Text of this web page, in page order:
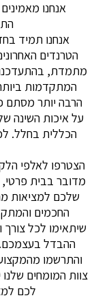
אנחנו מאמינים
אנחנו תמיד
הטרנדים האחרונים
בהתעדכנות
המתקדמות ביותר
הרבה יותר מסתם
על איכות השינה
הכללית בחלל.
הצטרפו לאלפי
בבית פרטי,
שלכם למציאות
החכמים
לכל צורך
ההבדל בעצמכם.
והתרשמו
המומחים שלנו
לכם